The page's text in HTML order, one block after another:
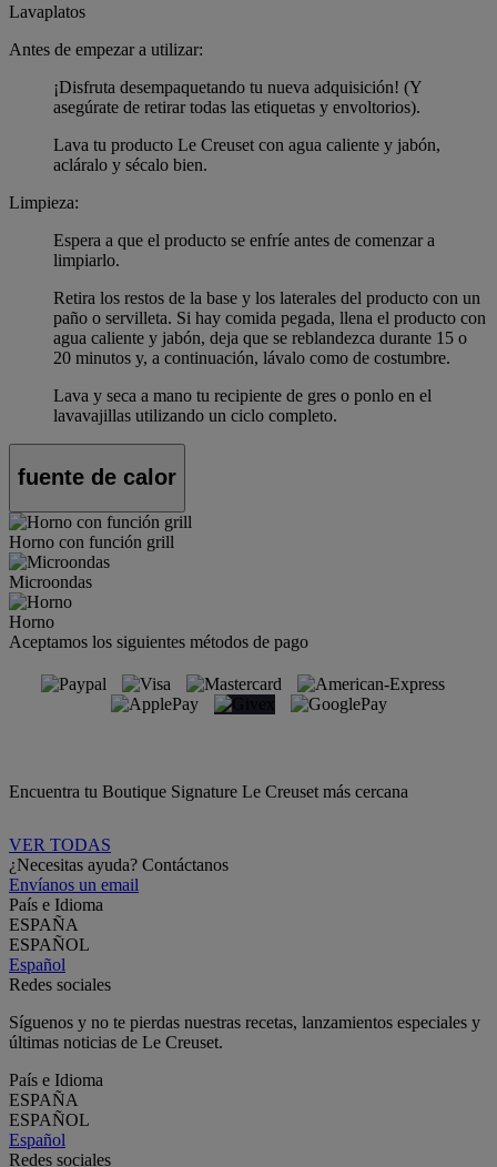
Lavaplatos
Antes de empezar a utilizar:
¡Disfruta desempaquetando tu nueva adquisición! (Y
asegúrate de retirar todas las etiquetas y envoltorios).
Lava tu producto Le Creuset con agua caliente y jabón,
acláralo y sécalo bien.
Limpieza:
Espera a que el producto se enfríe antes de comenzar a
limpiarlo.
Retira los restos de la base y los laterales del producto con un
paño o servilleta. Si hay comida pegada, llena el producto con
agua caliente y jabón, deja que se reblandezca durante 15 o
20 minutos y, a continuación, lávalo como de costumbre.
Lava y seca a mano tu recipiente de gres o ponlo en el
lavavajillas utilizando un ciclo completo.
fuente de calor
Horno con función grill
Microondas
Horno
Aceptamos los siguientes métodos de pago
Encuentra tu Boutique Signature Le Creuset más cercana
VER TODAS
¿Necesitas ayuda? Contáctanos
Envíanos un email
País e Idioma
ESPAÑA
ESPAÑOL
Español
Redes sociales
Síguenos y no te pierdas nuestras recetas, lanzamientos especiales y
últimas noticias de Le Creuset.
País e Idioma
ESPAÑA
ESPAÑOL
Español
Redes sociales